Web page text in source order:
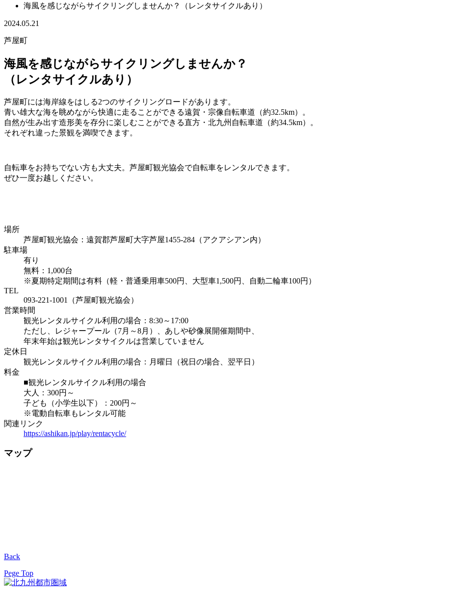
海風を感じながらサイクリングしませんか？（レンタサイクルあり）
2024.05.21
芦屋町
海風を感じながらサイクリングしませんか？
（レンタサイクルあり）
芦屋町には海岸線をはしる2つのサイクリングロードがあります。
青い雄大な海を眺めながら快適に走ることができる遠賀・宗像自転車道（約32.5km）。
自然が生み出す造形美を存分に楽しむことができる直方・北九州自転車道（約34.5km）。
それぞれ違った景観を満喫できます。
自転車をお持ちでない方も大丈夫。芦屋町観光協会で自転車をレンタルできます。
ぜひ一度お越しください。
場所
芦屋町観光協会：遠賀郡芦屋町大字芦屋1455-284（アクアシアン内）
駐車場
有り
無料：1,000台
※夏期特定期間は有料（軽・普通乗用車500円、大型車1,500円、自動二輪車100円）
TEL
093-221-1001
（芦屋町観光協会）
営業時間
観光レンタルサイクル利用の場合：8:30～17:00
ただし、レジャープール（7月～8月）、あしや砂像展開催期間中、
年末年始は観光レンタサイクルは営業していません
定休日
観光レンタルサイクル利用の場合：月曜日（祝日の場合、翌平日）
料金
■観光レンタルサイクル利用の場合
大人：300円～
子ども（小学生以下）：200円～
※電動自転車もレンタル可能
関連リンク
https://ashikan.jp/play/rentacycle/
マップ
Back
Pege Top